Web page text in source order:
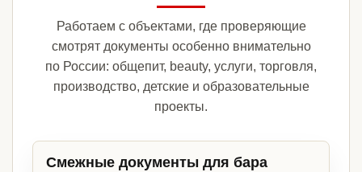
Работаем с объектами, где проверяющие
смотрят документы особенно внимательно
по России: общепит, beauty, услуги, торговля,
производство, детские и образовательные
проекты.
Смежные документы для бара